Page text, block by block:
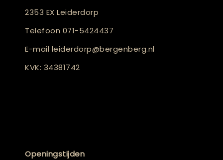
2353 EX Leiderdorp
Telefoon 071-5424437
E-mail leiderdorp@bergenberg.nl
KVK: 34381742
Openingstijden